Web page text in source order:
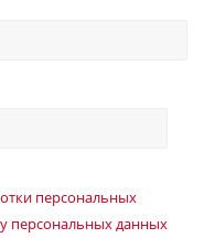
персональных
персональных данных